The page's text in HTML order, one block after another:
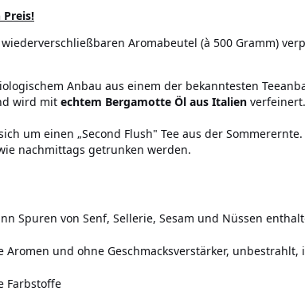
Aromabeutel (à 500 Gramm)
Anbau aus einem der bekanntesten
wird mit echtem Bergamotte Öl aus Italien
um einen „Second Flush" Tee aus der
nachmittags getrunken werden.
Spuren von Senf, Sellerie, Sesam und Nüssen
Aromen und ohne Geschmacksverstärker, unbestrahlt,
Farbstoffe